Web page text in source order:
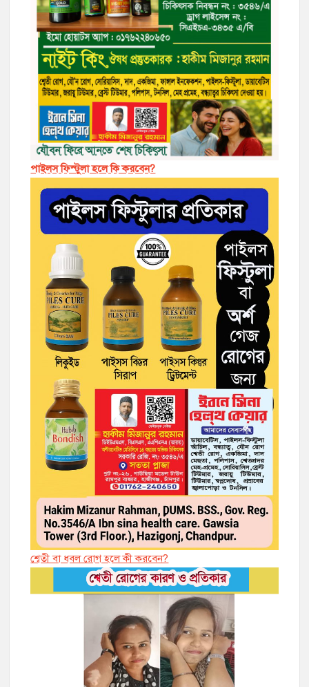
পাইলস ফিস্টুলা হলে কি করবেন?
শ্বেতী বা ধবল রোগ হলে কী করবেন?